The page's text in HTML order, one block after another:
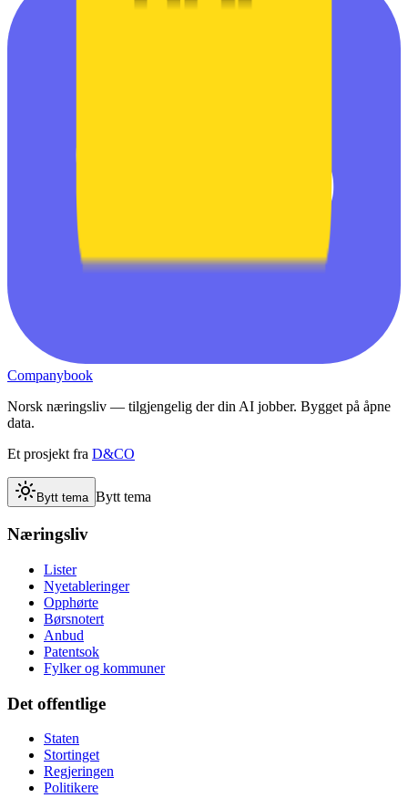
CB
Companybook
Norsk næringsliv — tilgjengelig der din AI jobber. Bygget på åpne
data.
Et prosjekt fra D&CO
Bytt tema Bytt tema
Næringsliv
Lister
Nyetableringer
Opphørte
Børsnotert
Anbud
Patentsok
Fylker og kommuner
Det offentlige
Staten
Stortinget
Regjeringen
Politikere